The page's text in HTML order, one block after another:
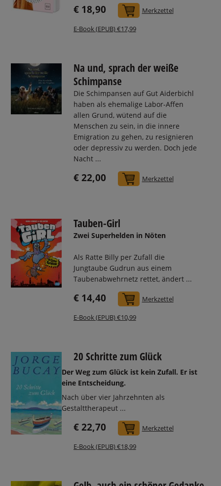
€ 18,90 In den Warenkorb
Merkzettel
E-Book (EPUB) €17,99
Na und, sprach der weiße
Schimpanse
Die Schimpansen auf Gut Aiderbichl
haben als ehemalige Labor-Affen
allen Grund, wütend auf die
Menschen zu sein, in die innere
Emigration zu gehen, zu resignieren
oder depressiv zu werden. Doch jede
Nacht ...
€ 22,00 In den Warenkorb
Merkzettel
Tauben-Girl
Zwei Superhelden in Nöten
Als Ratte Billy per Zufall die
Jungtaube Gudrun aus einem
Taubenabwehrnetz rettet, ändert ...
€ 14,40 In den Warenkorb
Merkzettel
E-Book (EPUB) €10,99
20 Schritte zum Glück
Der Weg zum Glück ist kein Zufall. Er ist
eine Entscheidung.
Nach über vier Jahrzehnten als
Gestalttherapeut ...
€ 22,70 In den Warenkorb
Merkzettel
E-Book (EPUB) €18,99